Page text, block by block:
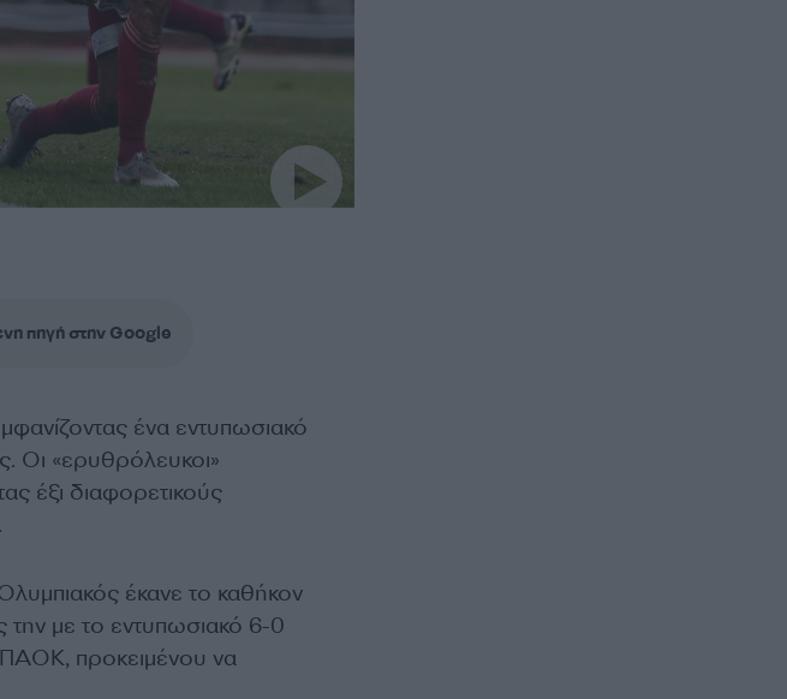
πηγή στην Google
ένα εντυπωσιακό
Οι «ερυθρόλευκοι»
έξι διαφορετικούς
έκανε το καθήκον
με το εντυπωσιακό 6-0
προκειμένου να